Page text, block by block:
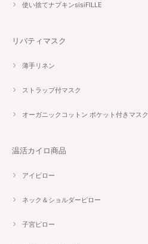
使い捨てナプキンsisiFILLE
リバティマスク
薄手リネン
ストラップ付マスク
オーガニックコットン ポケット付きマスク
温活カイロ商品
アイピロー
ネック＆ショルダーピロー
子宮ピロー